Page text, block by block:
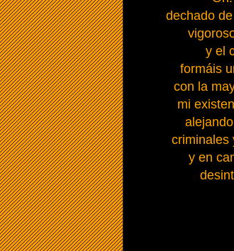
dechado
y el
formáis
con la
mi
criminales
y en